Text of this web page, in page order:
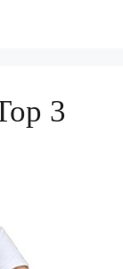
3